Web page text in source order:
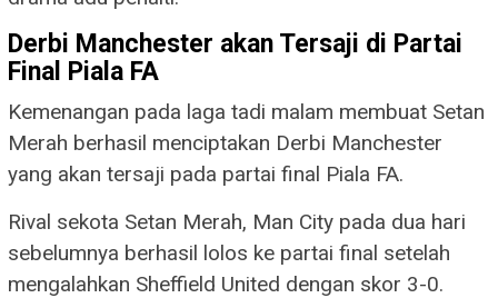
Derbi Manchester akan Tersaji di Partai
Final Piala FA
Kemenangan pada laga tadi malam membuat Setan
Merah berhasil menciptakan Derbi Manchester
yang akan tersaji pada partai final Piala FA.
Rival sekota Setan Merah, Man City pada dua hari
sebelumnya berhasil lolos ke partai final setelah
mengalahkan Sheffield United dengan skor 3-0.